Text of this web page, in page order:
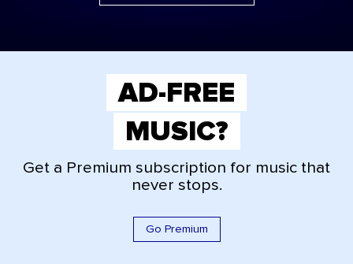
AD-FREE
MUSIC?
Get a Premium subscription for music that
never stops.
Go Premium